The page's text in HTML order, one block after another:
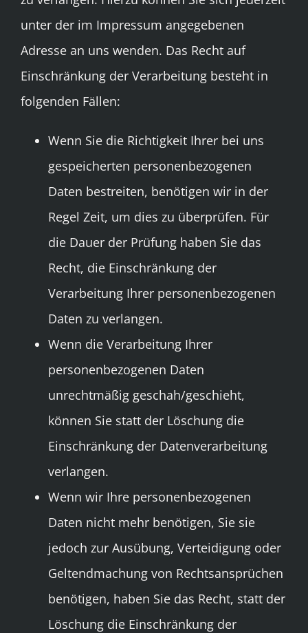
unter der im Impressum angegebenen
Adresse an uns wenden. Das Recht auf
Einschränkung der Verarbeitung besteht in
folgenden Fällen:
Wenn Sie die Richtigkeit Ihrer bei uns
gespeicherten personenbezogenen
Daten bestreiten, benötigen wir in der
Regel Zeit, um dies zu überprüfen. Für
die Dauer der Prüfung haben Sie das
Recht, die Einschränkung der
Verarbeitung Ihrer personenbezogenen
Daten zu verlangen.
Wenn die Verarbeitung Ihrer
personenbezogenen Daten
unrechtmäßig geschah/geschieht,
können Sie statt der Löschung die
Einschränkung der Datenverarbeitung
verlangen.
Wenn wir Ihre personenbezogenen
Daten nicht mehr benötigen, Sie sie
jedoch zur Ausübung, Verteidigung oder
Geltendmachung von Rechtsansprüchen
benötigen, haben Sie das Recht, statt der
Löschung die Einschränkung der